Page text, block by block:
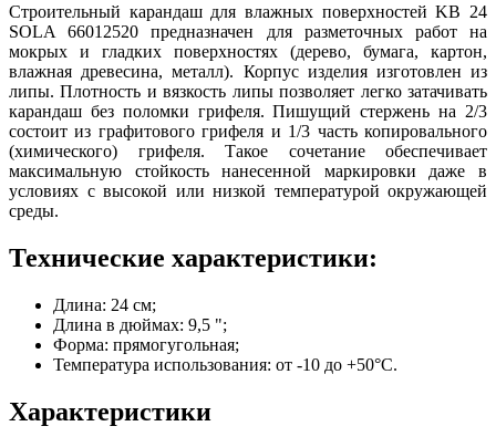
Строительный карандаш для влажных поверхностей KB 24
SOLA 66012520 предназначен для разметочных работ на
мокрых и гладких поверхностях (дерево, бумага, картон,
влажная древесина, металл). Корпус изделия изготовлен из
липы. Плотность и вязкость липы позволяет легко затачивать
карандаш без поломки грифеля. Пишущий стержень на 2/3
состоит из графитового грифеля и 1/3 часть копировального
(химического) грифеля. Такое сочетание обеспечивает
максимальную стойкость нанесенной маркировки даже в
условиях с высокой или низкой температурой окружающей
среды.
Технические характеристики:
Длина: 24 см;
Длина в дюймах: 9,5 ";
Форма: прямогугольная;
Температура использования: от -10 до +50°C.
Характеристики